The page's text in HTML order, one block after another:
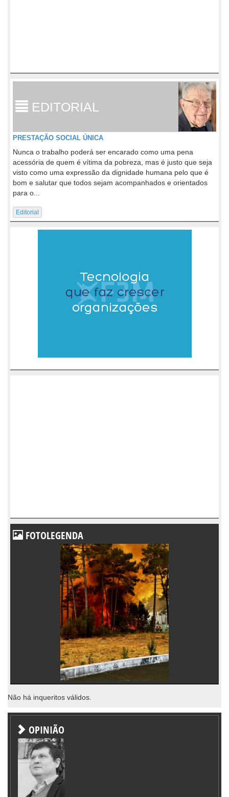
EDITORIAL
PRESTAÇÃO SOCIAL ÚNICA
Nunca o trabalho poderá ser encarado como uma pena
acessória de quem é vítima da pobreza, mas é justo que seja
visto como uma expressão da dignidade humana pelo que é
bom e salutar que todos sejam acompanhados e orientados
para o...
Editorial
FOTOLEGENDA
Não há inqueritos válidos.
OPINIÃO